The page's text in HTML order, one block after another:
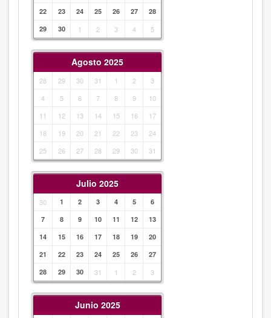
22
23 24 25 26 27
28
29
30 1 2 3 4 5
Agosto 2025
28 29 30 31 1 2
3
4
5 6 7 8 9
10
11
12 13 14 15 16
17
18
19 20 21 22 23
24
25
26 27 28 29 30 31
Julio 2025
30 1 2 3 4 5
6
7
8 9 10 11 12
13
14
15 16 17 18 19
20
21
22 23 24 25 26
27
28
29 30 31 1 2 3
Junio 2025